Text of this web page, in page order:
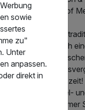
Gasthof
Unser
idyllisch
Doppel-
sowie
zu"
Unter
anpassen.
direkt in